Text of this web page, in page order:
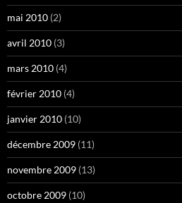
mai 2010 (2)
avril 2010 (3)
mars 2010 (4)
février 2010 (4)
janvier 2010 (10)
décembre 2009 (11)
novembre 2009 (13)
octobre 2009 (10)